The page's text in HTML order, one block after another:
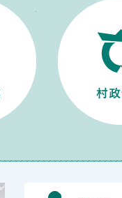
仕事・産業